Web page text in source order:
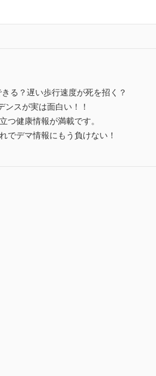
る？遅い歩行速度が死を招く？
スが実は面白い！！
つ健康情報が満載です。
でデマ情報にもう負けない！